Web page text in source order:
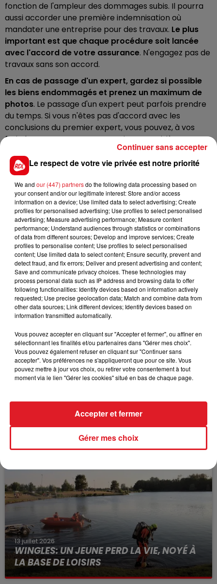
fonction de l'ampleur des dommages subis. Il pourra
aussi accorder une première indemnisation où
mandater une entreprise pour des travaux. Le plus
important est que chaque procédure soit lancée
avec l'accord de votre assurance. N'engagez pas de
travaux sans son accord.
En cas de passage d'un expert, gardez si possible
les biens endommagés et prenez un maximum de
photos. Le passage d'un expert peut parfois prendre
du temps. Si vous n'êtes pas d'accord avec les
conclusions du premier expert, vous pouvez, à vos
frais, lancer une contre-expertise. Un troisième
expert passera si les deux premiers verdicts sont
différents. Dans cette situation, si l'avis de ce troisième
expert va dans le sens de l'assuré, les frais d'expertise
seront pris en charge.
Plus de 200 communes ont été reconnues en état de
catastrophe naturelle (liste disponible ici). Si vous
habitez dans l'une de ces communes, vous avez 30
jours à compter de la publication au Journal officiel
(c'était le 14 novembre) pour vous manifester auprès
de votre assurance.
BÉTHUNE: ENQUÊTE POUR HOMICIDE
VOLONTAIRE EN COURS, APRÈS LA...
Selon les premiers éléments, le logement servait
13 juillet 2026
WINGLES: UN JEUNE PERD LA VIE, NOYÉ À
LA BASE DE LOISIRS
La victime a coulé à pic
Le respect de votre vie privée est notre priorité
We and our (447) partnersdo the following data processing based on
your consent and/or our legitimate interest: Store and/or access
information on a device; Use limited data to select advertising; Create
profiles for personalised advertising; Use profiles to select personalised
advertising; Measure advertising performance; Measure content
performance; Understand audiences through statistics or combinations
of data from different sources; Develop and improve services; Create
profiles to personalise content; Use profiles to select personalised
content; Use limited data to select content; Ensure security, prevent and
detect fraud, and fix errors; Deliver and present advertising and content;
Save and communicate privacy choices. These technologies may
process personal data such as IP address and browsing data to offer
following functionalities: Identify devices based on information actively
requested; Use precise geolocation data; Match and combine data from
other data sources; Link different devices; Identify devices based on
information transmitted automatically.
Vous pouvez accepter en cliquant sur "Accepter et fermer", ou affiner en
sélectionnant les finalités et/ou partenaires dans "Gérer mes choix".
Vous pouvez également refuser en cliquant sur "Continuer sans
accepter". Vos préférences ne s'appliqueront que pour ce site. Vous
pouvez mettre à jour vos choix, ou retirer votre consentement à tout
moment via le lien "Gérer les cookies" situé en bas de chaque page.
Gérer mes choix
Accepter et fermer
Continuer sans accepter